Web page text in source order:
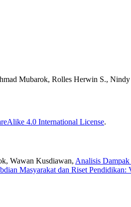
Mubarok, Rolles Herwin S., Nindy
4.0 International License.
Wawan Kusdiawan, Analisis
Masyarakat dan Riset